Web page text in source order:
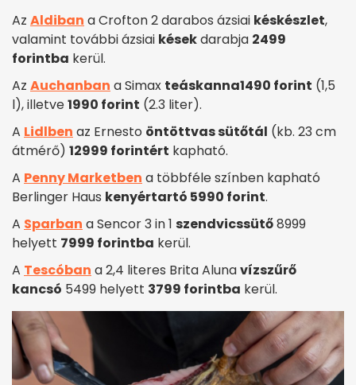
Az Aldiban a Crofton 2 darabos ázsiai késkészlet,
valamint további ázsiai késekdarabja 2499
forintba kerül.
Az Auchanban a Simax teáskanna1490 forint (1,5
l), illetve1990 forint (2.3 liter).
A Lidlben az Ernesto öntöttvas sütőtál (kb. 23 cm
átmérő) 12999 forintért kapható.
A Penny Marketben a többféle színben kapható
Berlinger Haus kenyértartó 5990 forint.
A Sparban a Sencor 3 in 1 szendvicssütő8999
helyett 7999 forintba kerül.
A Tescóban a 2,4 literes Brita Alunavízszűrő
kancsó 5499 helyett 3799 forintba kerül.